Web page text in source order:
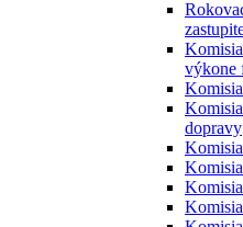
výkone
dopravy